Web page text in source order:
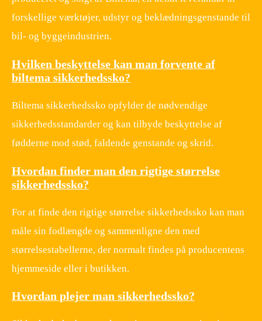
forskellige værktøjer, udstyr og beklædningsgenstande til
bil- og byggeindustrien.
Hvilken beskyttelse kan man forvente af
biltema sikkerhedssko?
Biltema sikkerhedssko opfylder de nødvendige
sikkerhedsstandarder og kan tilbyde beskyttelse af
fødderne mod stød, faldende genstande og skrid.
Hvordan finder man den rigtige størrelse
sikkerhedssko?
For at finde den rigtige størrelse sikkerhedssko kan man
måle sin fodlængde og sammenligne den med
størrelsestabellerne, der normalt findes på producentens
hjemmeside eller i butikken.
Hvordan plejer man sikkerhedssko?